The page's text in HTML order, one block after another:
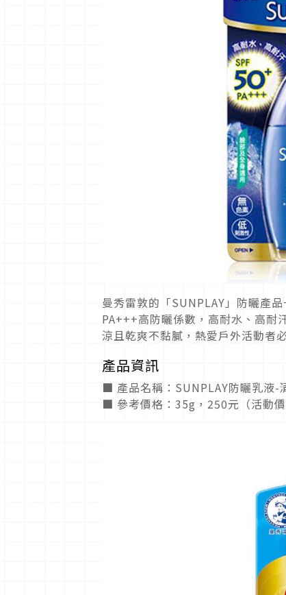
曼秀雷敦的「SUNPLAY」防曬產
PA+++高防曬係數，高耐水、高耐
涼且乾爽不黏膩，熱愛戶外活動者
產品資訊
■ 產品名稱：SUNPLAY防曬乳液-
■ 參考價格：35g，250元（活動價